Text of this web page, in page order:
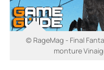
© RageMag - Final
monture